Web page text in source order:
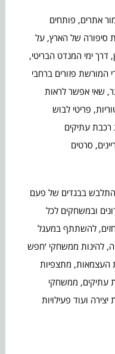
אתרים, פותחים
את סיפורה של הארץ, על
דרך ימי המנדט הבריטי,
המורשת פזורים ברחבי
שאי אפשר לראות
פריטי לבוש
רכבת עתיקים
סרטים
להתלבש בבגדים של פעם
ובמשחקים לכל
להשתתף במעגל
להינות ממשחקי ‘חפש
העצמאות, מתצפיות
עתיקים, ממשחקי
ועוד פעילויות